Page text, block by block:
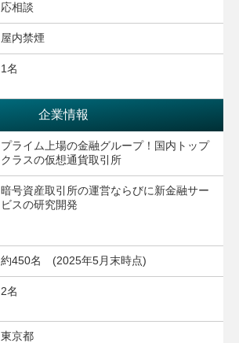
応相談
屋内禁煙
1名
企業情報
プライム上場の金融グループ！国内トップ
クラスの仮想通貨取引所
暗号資産取引所の運営ならびに新金融サー
ビスの研究開発
約450名 (2025年5月末時点)
2名
東京都